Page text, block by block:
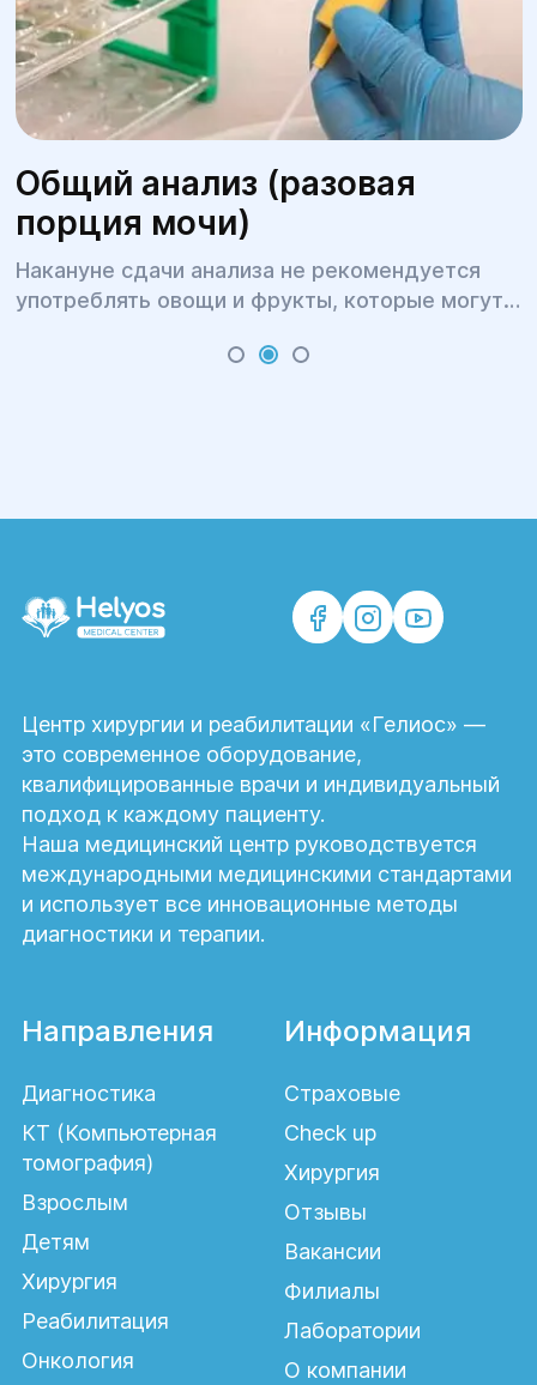
Общий анализ (разовая
порция мочи)
Накануне сдачи анализа не рекомендуется
употреблять овощи и фрукты, которые могут
следует принимать диуретики.
Центр хирургии и реабилитации «Гелиос» —
это современное оборудование,
квалифицированные врачи и индивидуальный
подход к каждому пациенту.
Наша медицинский центр руководствуется
международными медицинскими стандартами
и использует все инновационные методы
диагностики и терапии.
Направления
Диагностика
КТ (Компьютерная
томография)
Взрослым
Детям
Хирургия
Реабилитация
Онкология
Информация
Страховые
Check up
Хирургия
Отзывы
Вакансии
Филиалы
Лаборатории
О компании